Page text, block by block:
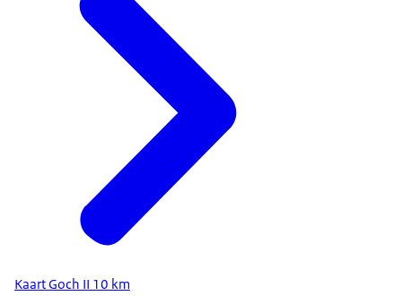
Kaart Goch II 10 km